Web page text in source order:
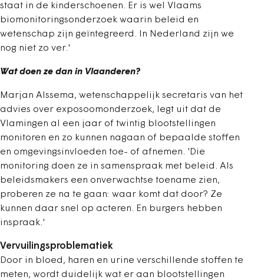
staat in de kinderschoenen. Er is wel Vlaams
biomonitoringsonderzoek waarin beleid en
wetenschap zijn geïntegreerd. In Nederland zijn we
nog niet zo ver.'
Wat doen ze dan in Vlaanderen?
Marjan Alssema, wetenschappelijk secretaris van het
advies over exposoomonderzoek, legt uit dat de
Vlamingen al een jaar of twintig blootstellingen
monitoren en zo kunnen nagaan of bepaalde stoffen
en omgevingsinvloeden toe- of afnemen. 'Die
monitoring doen ze in samenspraak met beleid. Als
beleidsmakers een onverwachtse toename zien,
proberen ze na te gaan: waar komt dat door? Ze
kunnen daar snel op acteren. En burgers hebben
inspraak.'
Vervuilingsproblematiek
Door in bloed, haren en urine verschillende stoffen te
meten, wordt duidelijk wat er aan blootstellingen